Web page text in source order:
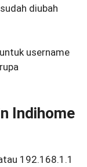
diubah
username
Indihome
192.168.1.1